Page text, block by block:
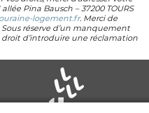
Pina Bausch – 37200 TOURS
logement.fr. Merci de
réserve d’un manquement
droit d’introduire une réclamation